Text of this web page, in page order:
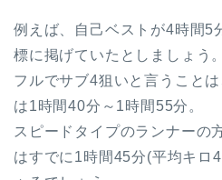
例えば、自己ベストが4時間5
標に掲げていたとしましょう。
フルでサブ4狙いと言うこと
は1時間40分～1時間55分。
スピードタイプのランナーの
はすでに1時間45分(平均キロ